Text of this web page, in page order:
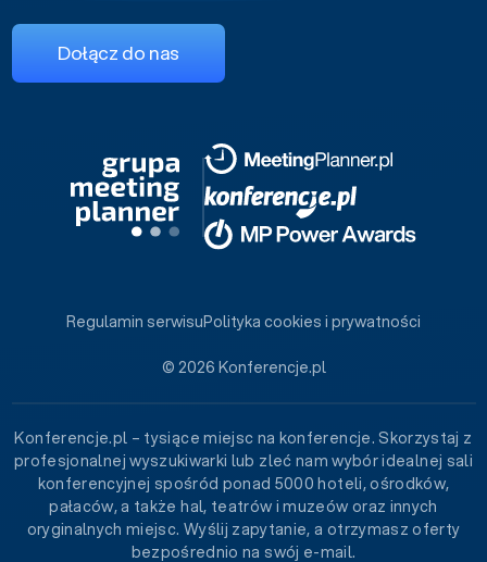
Dołącz do nas
© 2026 Konferencje.pl
Regulamin serwisuPolityka cookies i prywatności
Konferencje.pl – tysiące miejsc na konferencje. Skorzystaj z
profesjonalnej wyszukiwarki lub zleć nam wybór idealnej sali
konferencyjnej spośród ponad 5000 hoteli, ośrodków,
pałaców, a także hal, teatrów i muzeów oraz innych
oryginalnych miejsc. Wyślij zapytanie, a otrzymasz oferty
bezpośrednio na swój e-mail.